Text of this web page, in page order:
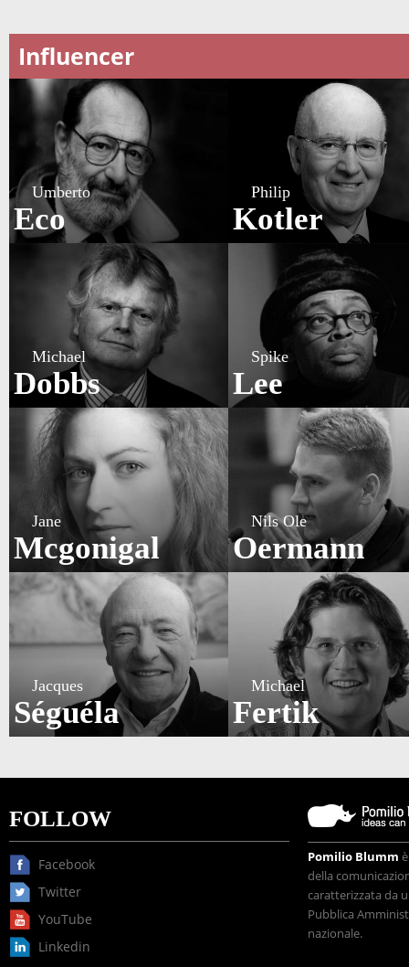
Influencer
Umberto
Eco
Philip
Kotler
Michael
Dobbs
Spike
Lee
Jane
Mcgonigal
Nils Ole
Oermann
Jacques
Séguéla
Michael
Fertik
FOLLOW
Facebook
Twitter
YouTube
Linkedin
Pomilio Blumm
della
caratterizzata da
Pubblica
nazionale.